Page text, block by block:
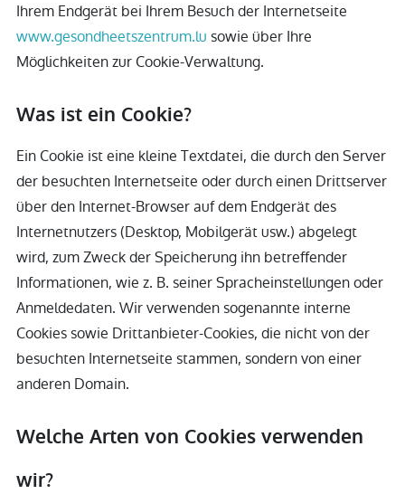
Ihrem Endgerät bei Ihrem Besuch der Internetseite
www.gesondheetszentrum.lu sowie über Ihre
Möglichkeiten zur Cookie-Verwaltung.
Was ist ein Cookie?
Ein Cookie ist eine kleine Textdatei, die durch den Server
der besuchten Internetseite oder durch einen Drittserver
über den Internet-Browser auf dem Endgerät des
Internetnutzers (Desktop, Mobilgerät usw.) abgelegt
wird, zum Zweck der Speicherung ihn betreffender
Informationen, wie z. B. seiner Spracheinstellungen oder
Anmeldedaten. Wir verwenden sogenannte interne
Cookies sowie Drittanbieter-Cookies, die nicht von der
besuchten Internetseite stammen, sondern von einer
anderen Domain.
Welche Arten von Cookies verwenden
wir?